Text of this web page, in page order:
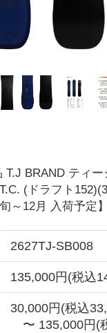
BRAND ティー
(ドラフト
～12月 入荷予定】
2627TJ-SB008
135,000円(税込
30,000円(税込
〜 135,000円(